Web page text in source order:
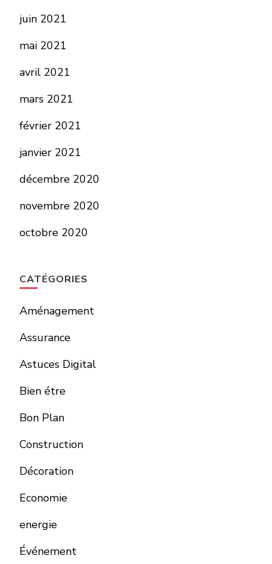
juin 2021
mai 2021
avril 2021
mars 2021
février 2021
janvier 2021
décembre 2020
novembre 2020
octobre 2020
CATÉGORIES
Aménagement
Assurance
Astuces Digital
Bien étre
Bon Plan
Construction
Décoration
Economie
energie
Événement